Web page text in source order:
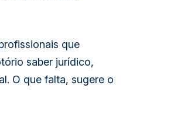
que
saber jurídico,
O que falta, sugere o